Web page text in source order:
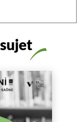
Facebook (nouvelle
la page Instagram